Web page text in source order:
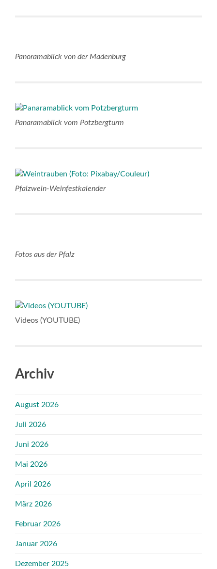
Panoramablick von der Madenburg
Panaramablick vom Potzbergturm
Pfalzwein-Weinfestkalender
Fotos aus der Pfalz
Videos (YOUTUBE)
Archiv
August 2026
Juli 2026
Juni 2026
Mai 2026
April 2026
März 2026
Februar 2026
Januar 2026
Dezember 2025